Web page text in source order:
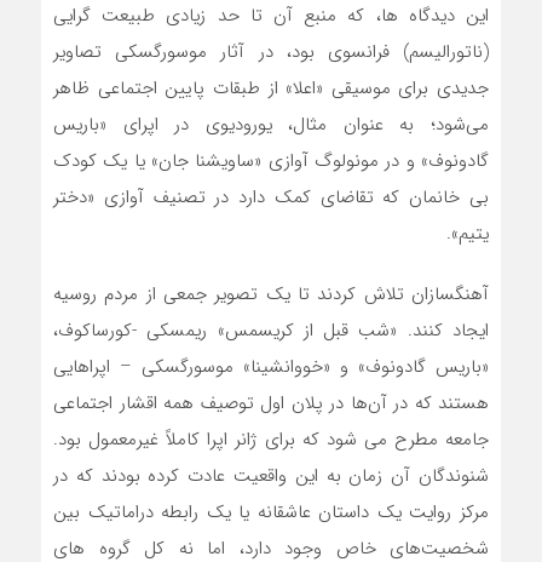
این دیدگاه ها، که منبع آن تا حد زیادی طبیعت گرایی
(ناتورالیسم) فرانسوی بود، در آثار موسورگسکی تصاویر
جدیدی برای موسیقی «اعلا» از طبقات پایین اجتماعی ظاهر
می‌شود؛ به عنوان مثال، یورودیوی در اپرای «باریس
گادونوف» و در مونولوگ آوازی «ساویشنا جان» یا یک کودک
بی خانمان که تقاضای کمک دارد در تصنیف آوازی «دختر
یتیم».
آهنگسازان تلاش کردند تا یک تصویر جمعی از مردم روسیه
ایجاد کنند. «شب قبل از کریسمس» ریمسکی -کورساکوف،
«باریس گادونوف» و «خووانشینا» موسورگسکی – اپراهایی
هستند که در آن‌ها در پلان اول توصیف همه اقشار اجتماعی
جامعه مطرح می شود که برای ژانر اپرا کاملاً غیرمعمول بود.
شنوندگان آن زمان به این واقعیت عادت کرده بودند که در
مرکز روایت یک داستان عاشقانه یا یک رابطه دراماتیک بین
شخصیت‌های خاص وجود دارد، اما نه کل گروه های